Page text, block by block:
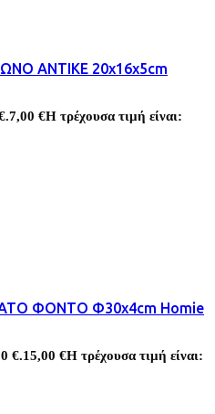
ΑΝΤΙΚΕ 20x16x5cm
7,00 €Η τρέχουσα τιμή είναι:
ΦΟΝΤΟ Φ30x4cm Homie
€.15,00 €Η τρέχουσα τιμή είναι: